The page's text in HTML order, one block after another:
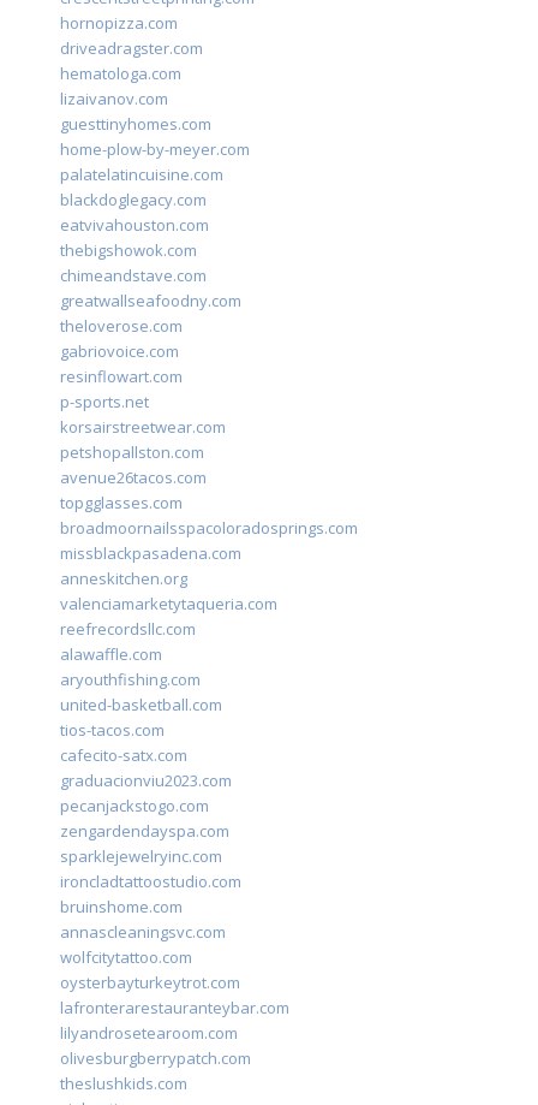
hornopizza.com
driveadragster.com
hematologa.com
lizaivanov.com
guesttinyhomes.com
home-plow-by-meyer.com
palatelatincuisine.com
blackdoglegacy.com
eatvivahouston.com
thebigshowok.com
chimeandstave.com
greatwallseafoodny.com
theloverose.com
gabriovoice.com
resinflowart.com
p-sports.net
korsairstreetwear.com
petshopallston.com
avenue26tacos.com
topgglasses.com
broadmoornailsspacoloradosprings.com
missblackpasadena.com
anneskitchen.org
valenciamarketytaqueria.com
reefrecordsllc.com
alawaffle.com
aryouthfishing.com
united-basketball.com
tios-tacos.com
cafecito-satx.com
graduacionviu2023.com
pecanjackstogo.com
zengardendayspa.com
sparklejewelryinc.com
ironcladtattoostudio.com
bruinshome.com
annascleaningsvc.com
wolfcitytattoo.com
oysterbayturkeytrot.com
lafronterarestauranteybar.com
lilyandrosetearoom.com
olivesburgberrypatch.com
theslushkids.com